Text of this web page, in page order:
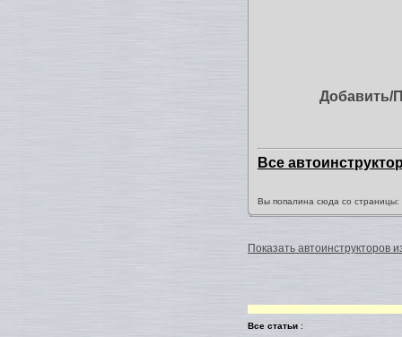
Добавить/
Все
Вы попалина сюда со
Показать автоинструкторов
Все статьи :